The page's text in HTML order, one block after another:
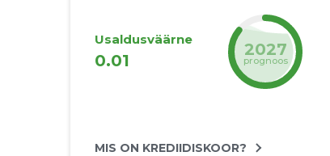
Usaldusväärne
0.01
2027
prognoos
MIS ON KREDIIDISKOOR?